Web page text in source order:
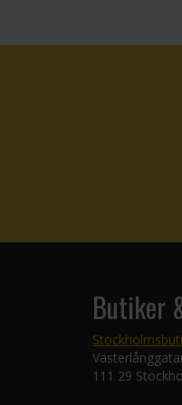
Butiker
111 29